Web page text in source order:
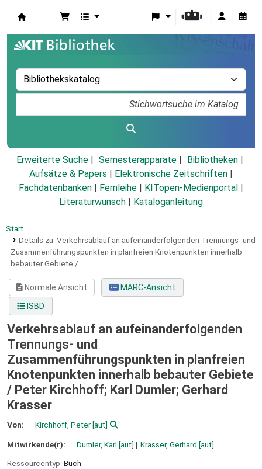
Erweiterte Suche Semesterapparate
Bibliotheken
Aufsätze & Papers
Elektronische Zeitschriften
Fachdatenbanken
Fernleihe KITopen-Medienportal
Literaturwunsch
Kataloganleitung
Start
Details zu: Verkehrsablauf an aufeinanderfolgenden Trennungs- und
Zusammenführungspunkten in planfreien Knotenpunkten innerhalb
bebauter Gebiete /
Normale Ansicht
MARC-Ansicht
ISBD
Verkehrsablauf an aufeinanderfolgenden
Trennungs- und
Zusammenführungspunkten in planfreien
Knotenpunkten innerhalb bebauter Gebiete
/ Peter Kirchhoff; Karl Dumler; Gerhard
Krasser
Von: Kirchhoff, Peter[aut]
Mitwirkende(r): Dumler, Karl [aut] Krasser, Gerhard [aut]
Ressourcentyp: Buch